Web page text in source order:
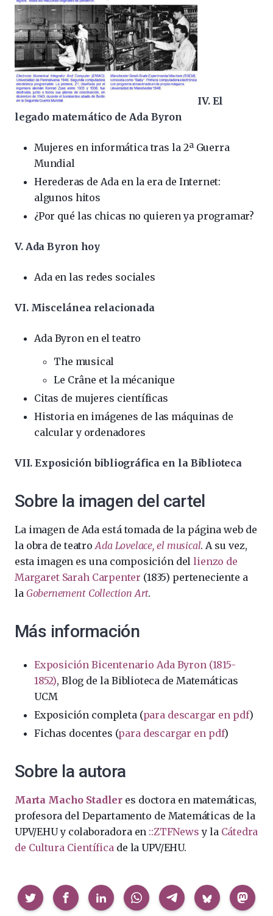
IV. El
legado matemático de Ada Byron
Mujeres en informática tras la 2ª Guerra
Mundial
Herederas de Ada en la era de Internet:
algunos hitos
¿Por qué las chicas no quieren ya programar?
V. Ada Byron hoy
Ada en las redes sociales
VI. Miscelánea relacionada
Ada Byron en el teatro
The musical
Le Crâne et la mécanique
Citas de mujeres científicas
Historia en imágenes de las máquinas de
calcular y ordenadores
VII. Exposición bibliográfica en la Biblioteca
Sobre la imagen del cartel
La imagen de Ada está tomada de la página web de
la obra de teatroAda Lovelace, el musical. A su vez,
esta imagen es una composición dellienzo de
Margaret Sarah Carpenter (1835) perteneciente a
la Gobernement Collection Art.
Más información
Exposición Bicentenario Ada Byron (1815-
1852), Blog de la Biblioteca de Matemáticas
UCM
Exposición completa (para descargar en pdf)
Fichas docentes (para descargar en pdf)
Sobre la autora
Marta Macho Stadler es doctora en matemáticas,
profesora del Departamento de Matemáticas de la
UPV/EHU y colaboradora en ::ZTFNews y la Cátedra
de Cultura Científica de la UPV/EHU.
Compartir